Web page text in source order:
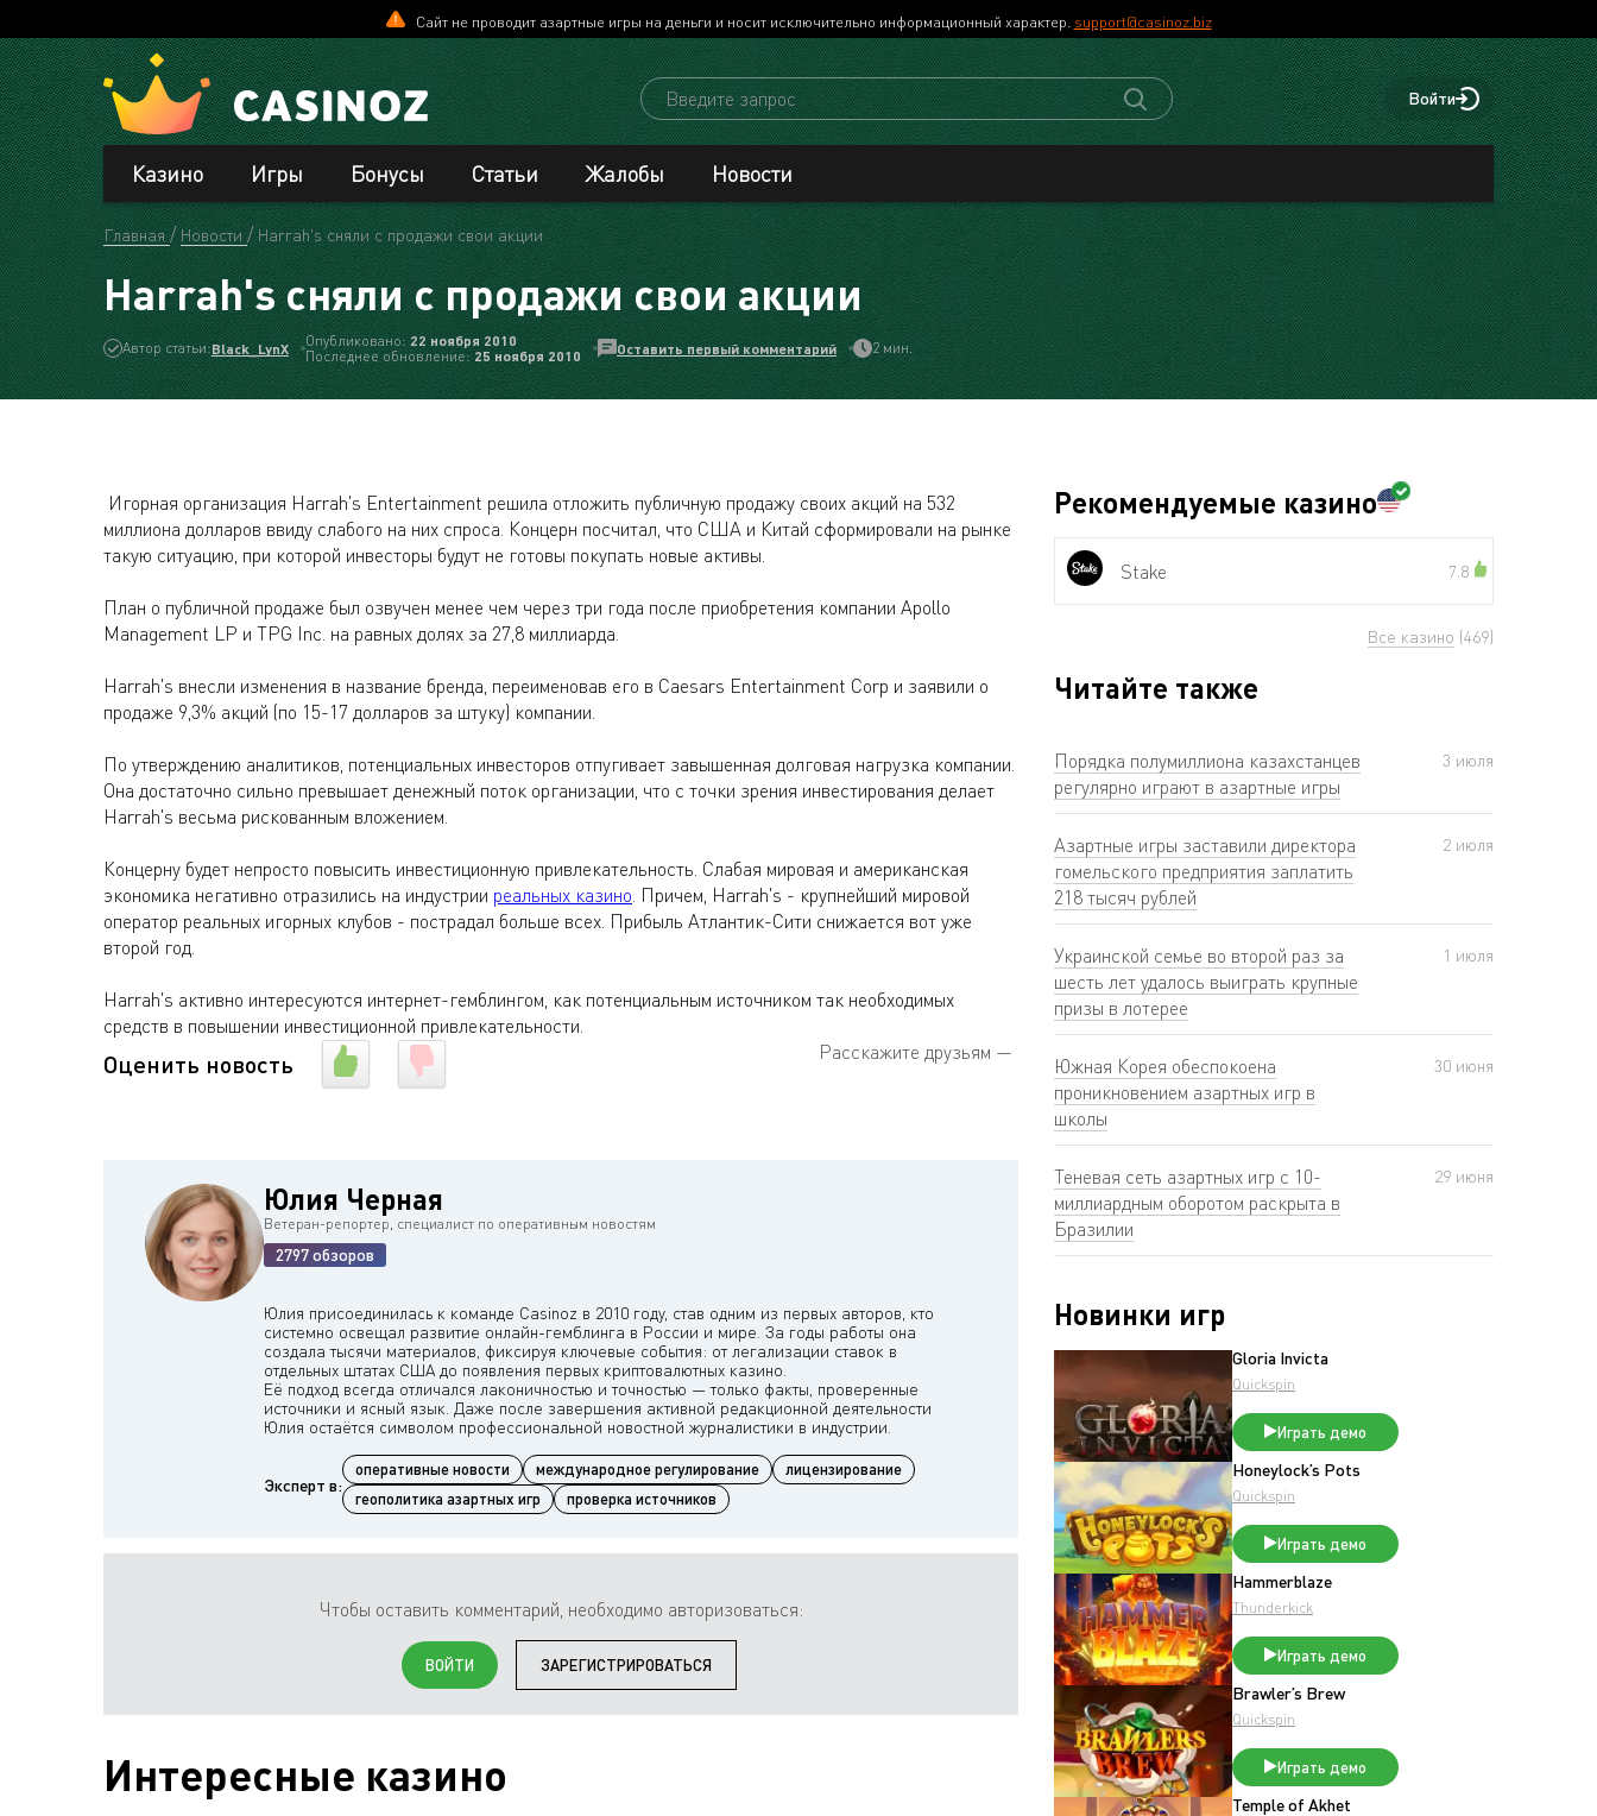
Сайт не проводит азартные игры на деньги и носит исключительно информационный характер. support@casinoz.biz
Войти
Казино Игры Бонусы Статьи Жалобы Новости
Главная Новости Harrah's сняли с продажи свои акции
Harrah's сняли с продажи свои акции
Автор статьи:Black_LynX Опубликовано:22 ноября 2010
Последнее обновление:25 ноября 2010 Оставить первый комментарий 2 мин.
Игорная организация Harrah's Entertainment решила отложить публичную продажу своих акций на 532
миллиона долларов ввиду слабого на них спроса. Концерн посчитал, что США и Китай сформировали на рынке
такую ситуацию, при которой инвесторы будут не готовы покупать новые активы.
План о публичной продаже был озвучен менее чем через три года после приобретения компании Apollo
Management LP и TPG Inc. на равных долях за 27,8 миллиарда.
Harrah's внесли изменения в название бренда, переименовав его в Caesars Entertainment Corp и заявили о
продаже 9,3% акций (по 15-17 долларов за штуку) компании.
По утверждению аналитиков, потенциальных инвесторов отпугивает завышенная долговая нагрузка компании.
Она достаточно сильно превышает денежный поток организации, что с точки зрения инвестирования делает
Harrah's весьма рискованным вложением.
Концерну будет непросто повысить инвестиционную привлекательность. Слабая мировая и американская
экономика негативно отразились на индустрии реальных казино. Причем, Harrah's - крупнейший мировой
оператор реальных игорных клубов - пострадал больше всех. Прибыль Атлантик-Сити снижается вот уже
второй год.
Harrah's активно интересуются интернет-гемблингом, как потенциальным источником так необходимых
средств в повышении инвестиционной привлекательности.
Оценить новость Расскажите друзьям —
Юлия Черная
Ветеран-репортер, специалист по оперативным новостям
2797 обзоров
Юлия присоединилась к команде Casinoz в 2010 году, став одним из первых авторов, кто
системно освещал развитие онлайн-гемблинга в России и мире. За годы работы она
создала тысячи материалов, фиксируя ключевые события: от легализации ставок в
отдельных штатах США до появления первых криптовалютных казино.
Её подход всегда отличался лаконичностью и точностью — только факты, проверенные
источники и ясный язык. Даже после завершения активной редакционной деятельности
Эксперт в:
оперативные новости международное регулирование
лицензирование
геополитика азартных игр
проверка источников
Чтобы оставить комментарий, необходимо авторизоваться:
ВОЙТИ ЗАРЕГИСТРИРОВАТЬСЯ
Интересные казино
Рекомендуемые казино
Stake 7.8
Все казино (469)
Читайте также
Порядка полумиллиона казахстанцев
регулярно играют в азартные игры
3 июля
Азартные игры заставили директора
гомельского предприятия заплатить
218 тысяч рублей
2 июля
Украинской семье во второй раз за
шесть лет удалось выиграть крупные
призы в лотерее
1 июля
Южная Корея обеспокоена
проникновением азартных игр в
школы
30 июня
Теневая сеть азартных игр с 10-
миллиардным оборотом раскрыта в
Бразилии
29 июня
Новинки игр
Gloria Invicta
Quickspin
Играть демо
Honeylock’s Pots
Quickspin
Играть демо
Hammerblaze
Thunderkick
Играть демо
Brawler’s Brew
Quickspin
Играть демо
Temple of Akhet